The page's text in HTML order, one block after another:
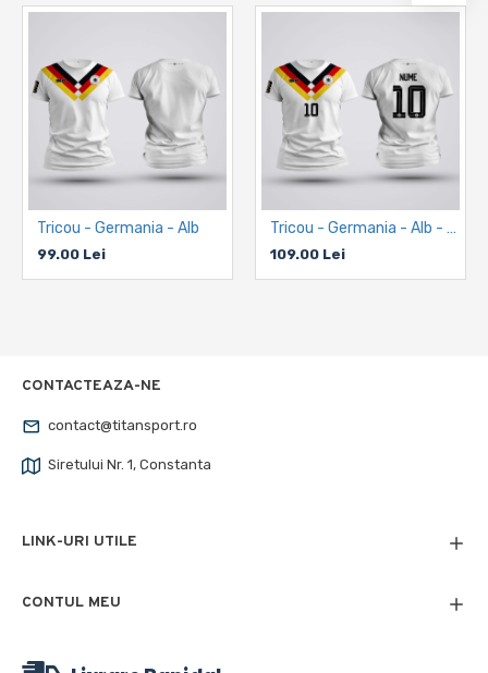
Tricou - Germania - Alb
99.00 Lei
Tricou - Germania - Alb - Personalizat
109.00 Lei
CONTACTEAZA-NE
contact@titansport.ro
Siretului Nr. 1, Constanta
LINK-URI UTILE
CONTUL MEU